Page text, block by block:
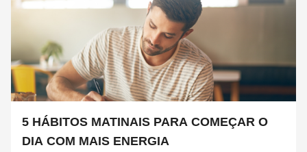
5 HÁBITOS MATINAIS PARA COMEÇAR O
DIA COM MAIS ENERGIA